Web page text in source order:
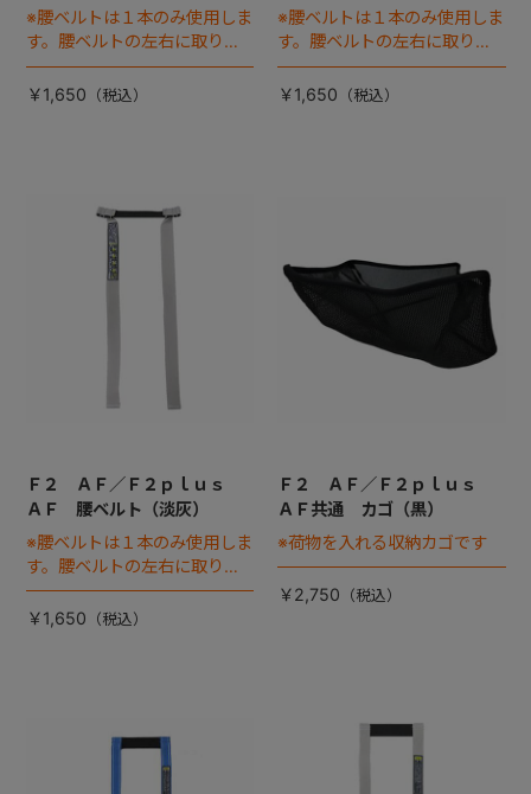
※腰ベルトは１本のみ使用しま
す。腰ベルトの左右に取り付
ける腰バックル（差込バック
ル）は別売りです
￥1,650
※腰ベルトは１本のみ使用しま
す。腰ベルトの左右に取り付
ける腰バックル（差込バック
ル）は別売りです
￥1,650
Ｆ２ ＡＦ／Ｆ２ｐｌｕｓ
ＡＦ 腰ベルト（淡灰）
※腰ベルトは１本のみ使用しま
す。腰ベルトの左右に取り付
ける腰バックル（差込バック
ル）は別売りです
￥1,650
Ｆ２ ＡＦ／Ｆ２ｐｌｕｓ
ＡＦ共通 カゴ（黒）
※荷物を入れる収納カゴです
￥2,750